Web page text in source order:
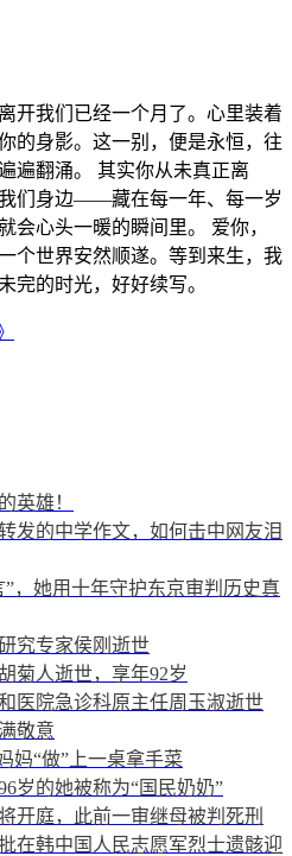
开我们已经一个月了。心里装着
的身影。这一别，便是永恒，往
遍翻涌。 其实你从未真正离
们身边——藏在每一年、每一岁
会心头一暖的瞬间里。 爱你，
个世界安然顺遂。等到来生，我
完的时光，好好续写。
英雄！
发的中学作文，如何击中网友泪
，她用十年守护东京审判历史真
究专家侯刚逝世
菊人逝世，享年92岁
医院急诊科原主任周玉淑逝世
敬意
妈“做”上一桌拿手菜
岁的她被称为“国民奶奶”
开庭，此前一审继母被判死刑
韩中国人民志愿军烈士遗骸迎